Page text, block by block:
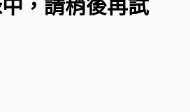
，請稍後再試